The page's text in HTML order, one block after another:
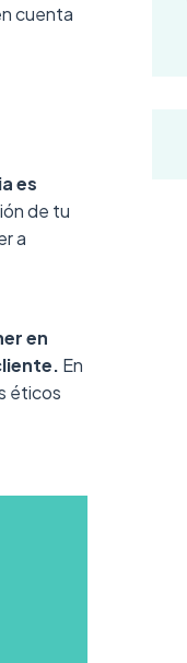
cuenta
es
de tu
a
en
En
éticos